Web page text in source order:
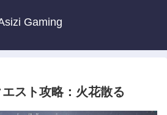
Gaming
スト攻略：火花散る